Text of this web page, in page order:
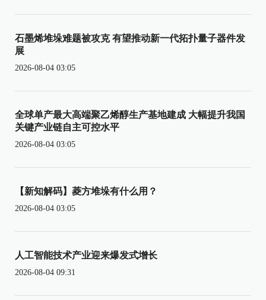
石墨烯堆垛难题被攻克 有望推动新一代拓扑量子器件发
展
2026-08-04 03:05
全球单产最大高端聚乙烯醇生产基地建成 大幅提升我国
关键产业链自主可控水平
2026-08-04 03:05
【新知解码】菱方堆垛有什么用？
2026-08-04 03:05
人工智能技术产业迎来爆发式增长
2026-08-04 09:31